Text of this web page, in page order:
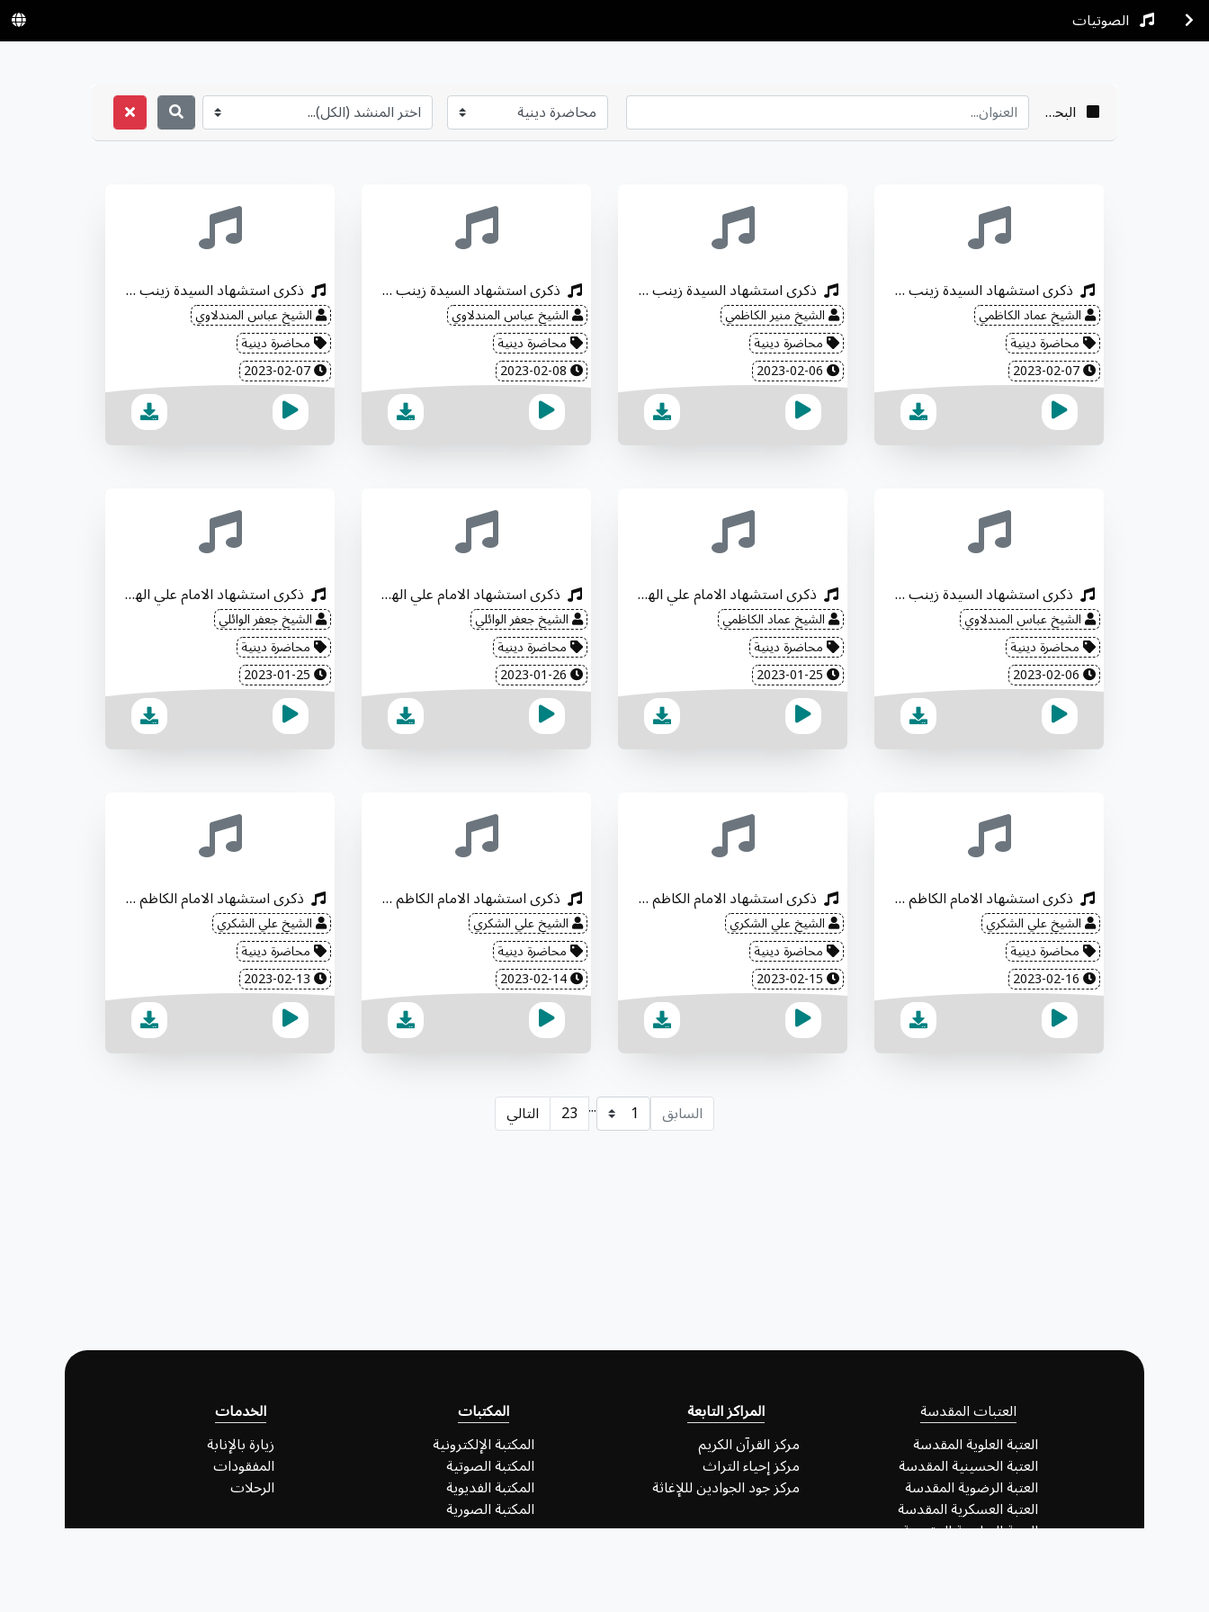
الصوتيات
البحث
ذكرى استشهاد السيدة زينب "عليها السلام"
الشيخ عماد الكاظمي
محاضرة دينية
ذكرى استشهاد السيدة زينب "عليها السلام"
الشيخ منير الكاظمي
محاضرة دينية
ذكرى استشهاد السيدة زينب "عليها السلام"
الشيخ عباس المندلاوي
محاضرة دينية
ذكرى استشهاد السيدة زينب "عليها السلام"
الشيخ عباس المندلاوي
محاضرة دينية
ذكرى استشهاد السيدة زينب "عليها السلام"
الشيخ عباس المندلاوي
محاضرة دينية
ذكرى استشهاد الامام علي الهادي "عليه السلام"
الشيخ عماد الكاظمي
محاضرة دينية
ذكرى استشهاد الامام علي الهادي "عليه السلام"
الشيخ جعفر الوائلي
محاضرة دينية
ذكرى استشهاد الامام علي الهادي "عليه السلام"
الشيخ جعفر الوائلي
محاضرة دينية
ذكرى استشهاد الامام الكاظم "عليه السلام"
الشيخ علي الشكري
محاضرة دينية
ذكرى استشهاد الامام الكاظم "عليه السلام"
الشيخ علي الشكري
محاضرة دينية
ذكرى استشهاد الامام الكاظم "عليه السلام"
الشيخ علي الشكري
محاضرة دينية
ذكرى استشهاد الامام الكاظم "عليه السلام"
الشيخ علي الشكري
محاضرة دينية
السابق ...
23 التالي
العتبات المقدسة
العتبة العلوية المقدسة
العتبة الحسينية المقدسة
العتبة الرضوية المقدسة
العتبة العسكرية المقدسة
العتبة العباسية المقدسة
المراكز التابعة
مركز القرآن الكريم
مركز إحياء التراث
مركز جود الجوادين لللإغاثة
المكتبات
المكتبة الإلكترونية
المكتبة الصوتية
المكتبة الفديوية
المكتبة الصورية
الخدمات
زيارة بالإنابة
المفقودات
الرحلات